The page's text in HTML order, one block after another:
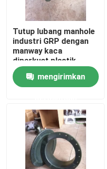
Kontrol kualitas
Hubungi Kami
Permintaan Penawaran
Tabung Serat Kaca
Flange FRP
Tutup lubang manhole
industri GRP dengan
manway kaca
diperkuat plastik
mengirimkan